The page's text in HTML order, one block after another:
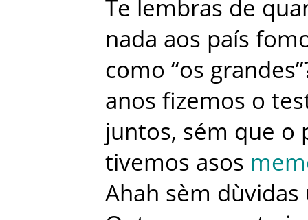
Te lembras de
nada aos país
como “os grandes”
anos fizemos o
juntos, sém que o
tivemos asos
Ahah sèm dùvidas